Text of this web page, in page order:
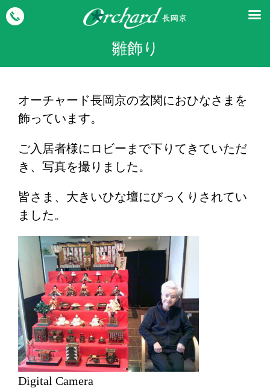
雛飾り
オーチャード長岡京の玄関におひなさまを
飾っています。
ご入居者様にロビーまで下りてきていただ
き、写真を撮りました。
皆さま、大きいひな壇にびっくりされてい
ました。
Digital Camera